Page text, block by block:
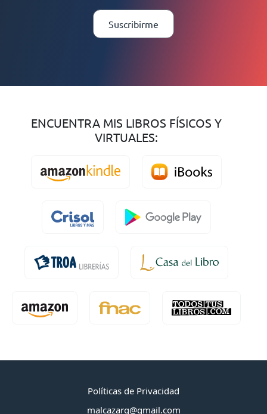
Suscribirme
ENCUENTRA MIS LIBROS FÍSICOS Y
VIRTUALES:
Políticas de Privacidad
malcazarg@gmail.com